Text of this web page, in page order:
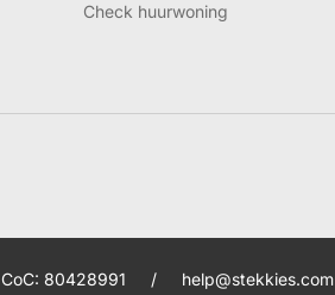
Check huurwoning
CoC: 80428991 / help@stekkies.com